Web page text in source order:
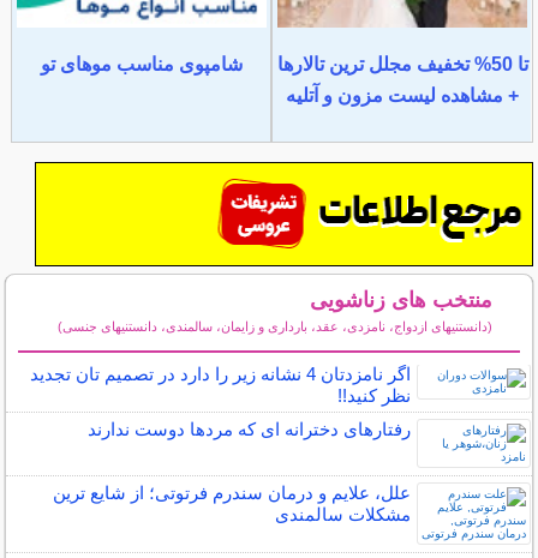
تا 50% تخفیف مجلل ترین تالارها
+ مشاهده لیست مزون و آتلیه
شامپوی مناسب موهای تو
منتخب های زناشویی
(دانستنیهای ازدواج، نامزدی، عقد، بارداری و زایمان، سالمندی، دانستنیهای جنسی)
اگر نامزدتان 4 نشانه زیر را دارد در تصمیم تان تجدید
نظر کنید!!
رفتارهای دخترانه ای که مردها دوست ندارند
علل، علایم و درمان سندرم فرتوتی؛ از شایع ترین
مشکلات سالمندی